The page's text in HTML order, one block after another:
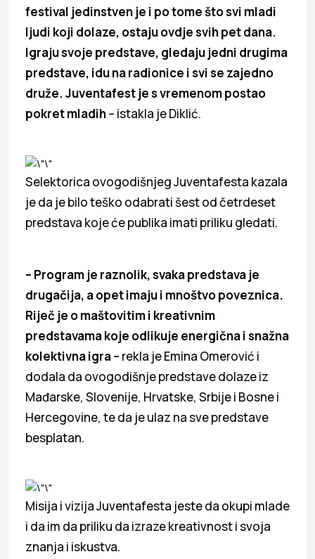
festival jedinstven je i po tome što svi mladi
ljudi koji dolaze, ostaju ovdje svih pet dana.
Igraju svoje predstave, gledaju jedni drugima
predstave, idu na radionice i svi se zajedno
druže. Juventafest je s vremenom postao
pokret mladih– istakla je Diklić.
Selektorica ovogodišnjeg Juventafesta kazala
je da je bilo teško odabrati šest od četrdeset
predstava koje će publika imati priliku gledati.
– Program je raznolik, svaka predstava je
drugačija, a opet imaju i mnoštvo poveznica.
Riječ je o maštovitim i kreativnim
predstavama koje odlikuje energična i snažna
kolektivna igra – rekla je Emina Omerović i
dodala da ovogodišnje predstave dolaze iz
Mađarske, Slovenije, Hrvatske, Srbije i Bosne i
Hercegovine, te da je ulaz na sve predstave
besplatan.
Misija i vizija Juventafesta jeste da okupi mlade
i da im da priliku da izraze kreativnost i svoja
znanja i iskustva.